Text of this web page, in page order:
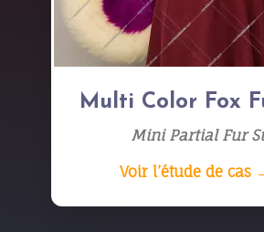
Multi Color Fox
Mini Partial Fur
Voir l’étude de cas